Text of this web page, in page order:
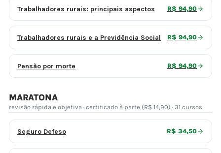
Trabalhadores rurais: principais aspectos R$ 94,90
Trabalhadores rurais e a Previdência Social R$ 94,90
Pensão por morte R$ 94,90
MARATONA
revisão rápida e objetiva · certificado à parte (R$ 14,90) · 31 cursos
Seguro Defeso R$ 34,50